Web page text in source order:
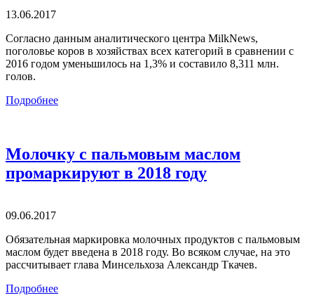
13.06.2017
Согласно данным аналитического центра MilkNews,
поголовье коров в хозяйствах всех категорий в сравнении с
2016 годом уменьшилось на 1,3% и составило 8,311 млн.
голов.
Подробнее
Молочку с пальмовым маслом
промаркируют в 2018 году
09.06.2017
Обязательная маркировка молочных продуктов с пальмовым
маслом будет введена в 2018 году. Во всяком случае, на это
рассчитывает глава Минсельхоза Александр Ткачев.
Подробнее